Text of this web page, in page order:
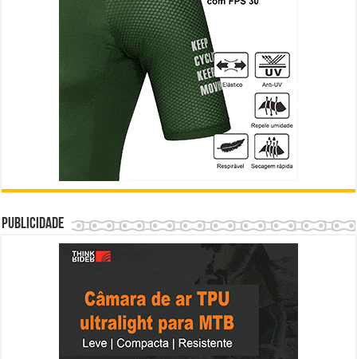
Publicidade